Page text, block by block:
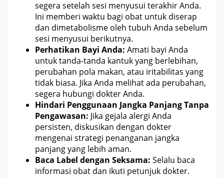
segera setelah sesi menyusui terakhir Anda.
Ini memberi waktu bagi obat untuk diserap
dan dimetabolisme oleh tubuh Anda sebelum
sesi menyusui berikutnya.
Perhatikan Bayi Anda: Amati bayi Anda
untuk tanda-tanda kantuk yang berlebihan,
perubahan pola makan, atau iritabilitas yang
tidak biasa. Jika Anda melihat ada perubahan,
segera hubungi dokterAnda.
Hindari Penggunaan Jangka PanjangTanpa
Pengawasan: Jika gejala alergi Anda
persisten, diskusikan dengan dokter
mengenai strategi penanganan jangka
panjang yang lebih aman.
Baca Label dengan Seksama: Selalu baca
informasi obat dan ikuti petunjuk dokter.